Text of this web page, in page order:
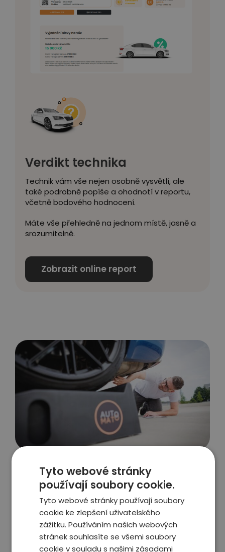
Verdikt technika
Technik vám vše nejen osobně vysvětlí, ale
také podrobně popíše a ohodnotí v reportu,
včetně bodového hodnocení.
Máte vše přehledně na jednom místě, jasně a
srozumitelně.
Zobrazit online report
Proč jsme nejlepší
volba
Garance spokojenosti
Tyto webové stránky
používají soubory cookie.
Tyto webové stránky používají soubory
cookie ke zlepšení uživatelského
zážitku. Používáním našich webových
stránek souhlasíte se všemi soubory
cookie v souladu s našimi zásadami